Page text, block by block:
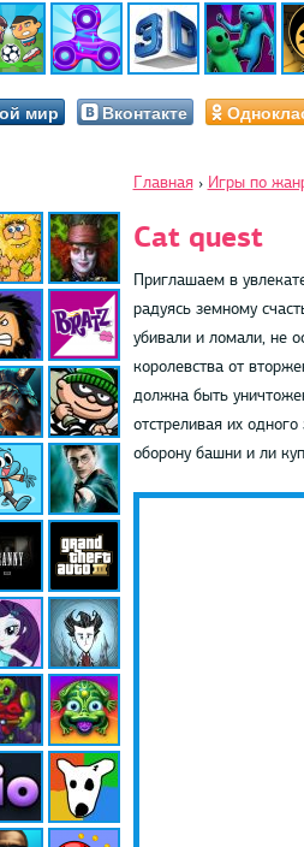
мир Вконтакте
Главная › Игры по
Сat quest
Приглашаем в
радуясь земному
убивали и ломали, не
королевства от
должна быть
отстреливая их
оборону башни и ли